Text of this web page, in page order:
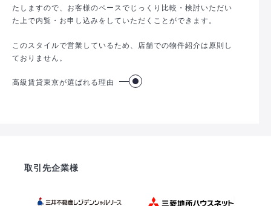
たしますので、お客様のペースでじっくり比較・検討いただい
た上で内覧・お申し込みをしていただくことができます。
このスタイルで営業しているため、店舗での物件紹介は原則し
ておりません。
高級賃貸東京が選ばれる理由
取引先企業様